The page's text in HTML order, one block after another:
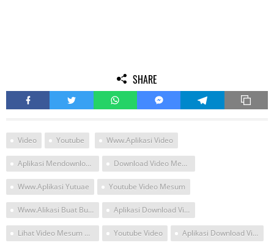
SHARE
Video Youtube Www.aplikasi Video
Aplikasi Mendownload Video Download Video Mesum Youtube
Www.aplikasi Yutuae Youtube Video Mesum
Www.alikasi Buat Buka Vidio Aplikasi Download Video Youtube Pc
Lihat Video Mesum Ariel Dan Luna Maya Lewat YouTube Youtube Video Aplikasi Download Video